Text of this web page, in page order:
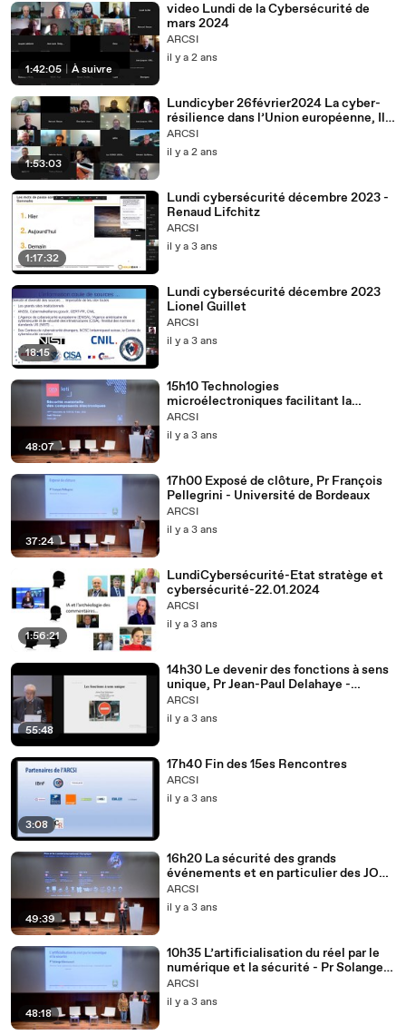
1:42:05 À suivre
video Lundi de la Cybersécurité de
mars 2024
ARCSI
il y a 2 ans
1:53:03
Lundicyber 26février2024 La cyber-
résilience dans l’Union européenne, Il
est temps d’agir
ARCSI
il y a 2 ans
1:17:32
Lundi cybersécurité décembre 2023 -
Renaud Lifchitz
ARCSI
il y a 3 ans
18:15
Lundi cybersécurité décembre 2023
Lionel Guillet
ARCSI
il y a 3 ans
48:07
15h10 Technologies
microélectroniques facilitant la
sécurité matérielle et garantissant
notre souveraineté - M. Gaël Pillonet -
Directeur scientifique pour les
ARCSI
il y a 3 ans
37:24
17h00 Exposé de clôture, Pr François
Pellegrini - Université de Bordeaux
ARCSI
il y a 3 ans
1:56:21
LundiCybersécurité-Etat stratège et
cybersécurité-22.01.2024
ARCSI
il y a 3 ans
55:48
14h30 Le devenir des fonctions à sens
unique, Pr Jean-Paul Delahaye -
Université de Lille
ARCSI
il y a 3 ans
3:08
17h40 Fin des 15es Rencontres
ARCSI
il y a 3 ans
49:39
16h20 La sécurité des grands
événements et en particulier des JOP
2024 - M. Daniel Le Coguic - ATOS
ARCSI
il y a 3 ans
48:18
10h35 L’artificialisation du réel par le
numérique et la sécurité - Pr Solange
Ghernaouti - Directrice, Swiss
Cybersecurity Advisory & Research
Group - Université de Lausanne
ARCSI
il y a 3 ans